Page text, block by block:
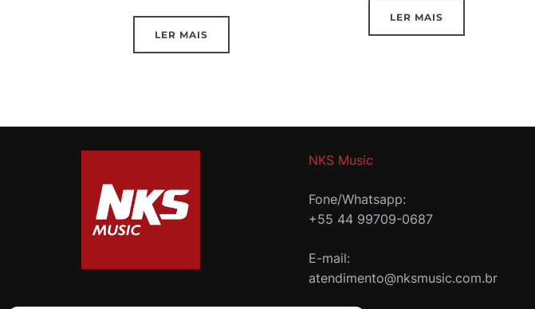
LER MAIS
LER MAIS
NKS Music
Fone/Whatsapp:
+55 44 99709-0687
E-mail:
atendimento@nksmusic.com.br